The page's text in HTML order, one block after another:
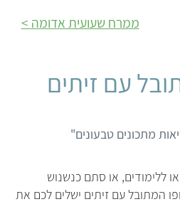
ממרח שעועית אדומה
עם זיתים
מתכונים טבעונים"
ללימודים, או סתם כנשנוש
המתובל עם זיתים ישלים לכם את